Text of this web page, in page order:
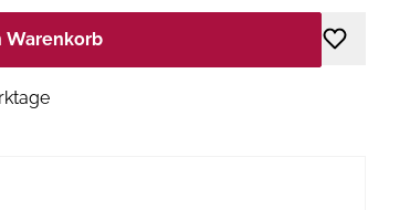
Warenkorb